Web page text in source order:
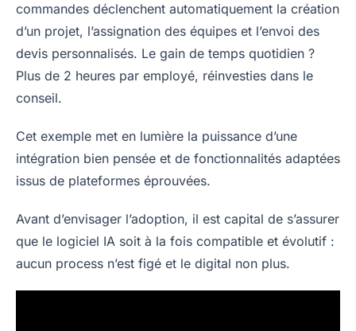
commandes déclenchent automatiquement la création
d’un projet, l’assignation des équipes et l’envoi des
devis personnalisés. Le gain de temps quotidien ?
Plus de 2 heures par employé, réinvesties dans le
conseil.
Cet exemple met en lumière la puissance d’une
intégration bien pensée et de fonctionnalités adaptées
issus de plateformes éprouvées.
Avant d’envisager l’adoption, il est capital de s’assurer
que le logiciel IA soit à la fois compatible et évolutif :
aucun process n’est figé et le digital non plus.